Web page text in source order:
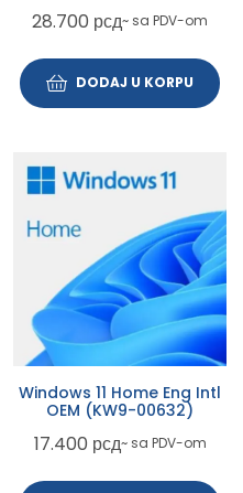
28.700 рсд~ sa PDV-om
DODAJ U KORPU
Windows 11 Home Eng Intl
OEM (KW9-00632)
17.400 рсд~ sa PDV-om